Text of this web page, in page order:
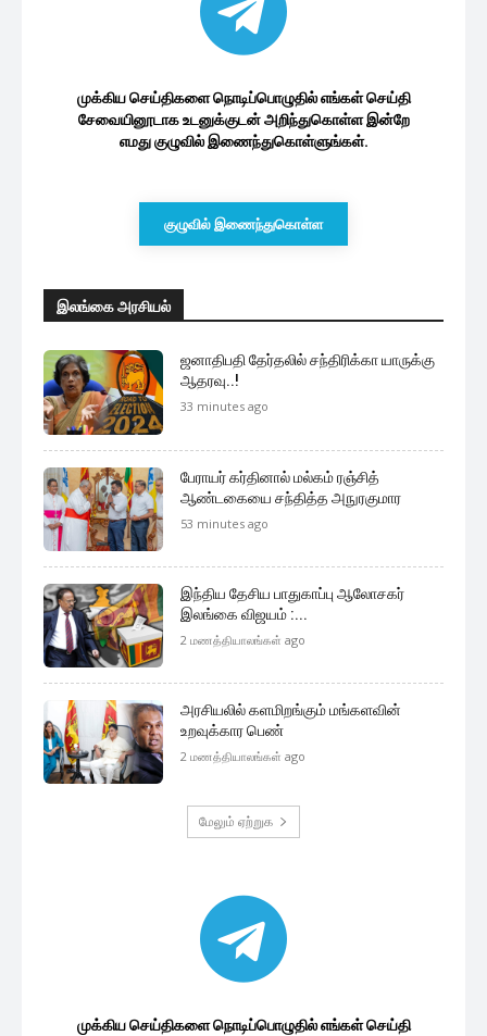
முக்கிய செய்திகளை நொடிப்பொழுதில் எங்கள் செய்தி
சேவையினூடாக உடனுக்குடன் அறிந்துகொள்ள இன்றே
எமது குழுவில் இணைந்துகொள்ளுங்கள்.
குழுவில் இணைந்துகொள்ள
இலங்கை அரசியல்
ஜனாதிபதி தேர்தலில் சந்திரிக்கா யாருக்கு
ஆதரவு..!
33 minutes ago
பேராயர் கர்தினால் மல்கம் ரஞ்சித்
ஆண்டகையை சந்தித்த அநுரகுமார
53 minutes ago
இந்திய தேசிய பாதுகாப்பு ஆலோசகர்
இலங்கை விஜயம் :...
2 மணத்தியாலங்கள் ago
அரசியலில் களமிறங்கும் மங்களவின்
உறவுக்கார பெண்
2 மணத்தியாலங்கள் ago
மேலும் ஏற்றுக
முக்கிய செய்திகளை நொடிப்பொழுதில் எங்கள் செய்தி